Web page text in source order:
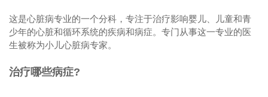
这是心脏病专业的一个分科，专注于治疗影响婴儿、儿童和青
少年的心脏和循环系统的疾病和病症。专门从事这一专业的医
生被称为小儿心脏病专家。
治疗哪些病症?